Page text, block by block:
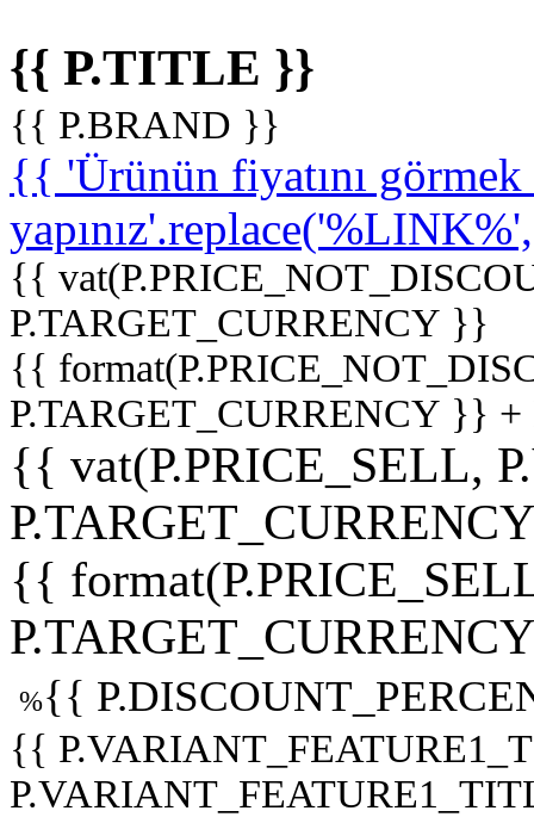
{{ P.TITLE }}
{{ P.BRAND }}
{{ 'Ürünün fiyatını
{{
P.TARGET_CURRENCY }}
{{
P.TARGET_CURRENCY }}
{{ vat(P.PRICE_SELL,
{{
%{{
{{